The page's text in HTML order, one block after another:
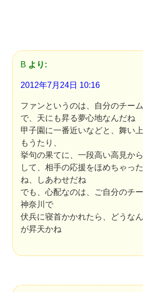
B より:
2012年7月24日 10:16
ファンというのは、自分のチー
で、天にも昇る夢心地なんだね
甲子園に一番近いなどと、舞い
もうたり、
挙句の果てに、一段高い高見か
して、相手の応援をほめちゃっ
ね、しあわせだね
でも、心配なのは、ご自分のチ
神奈川で
伏兵に寝首かかれたら、どうな
が昇天かね